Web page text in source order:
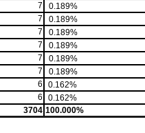
7
0.189%
7
0.189%
7
0.189%
7
0.189%
7
0.189%
7
0.189%
6
0.162%
6
0.162%
3704 100.000%